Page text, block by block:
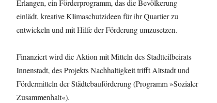
Erlangen, ein Förderprogramm, das die Bevölkerung
einlädt, kreative Klimaschutzideen für ihr Quartier zu
entwickeln und mit Hilfe der Förderung umzusetzen.
Finanziert wird die Aktion mit Mitteln des Stadtteilbeirats
Innenstadt, des Projekts Nachhaltigkeit trifft Altstadt und
Fördermitteln der Städtebauförderung (Programm »Sozialer
Zusammenhalt«).